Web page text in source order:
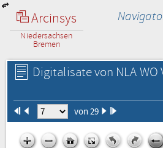
Arcinsys
Niedersachsen
Bremen
Digitalisate von NLA WO
von 29